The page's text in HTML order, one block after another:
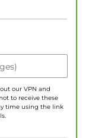
our VPN and
to receive these
time using the link